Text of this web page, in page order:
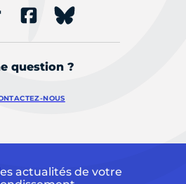
question ?
NOUS
actualités de votre